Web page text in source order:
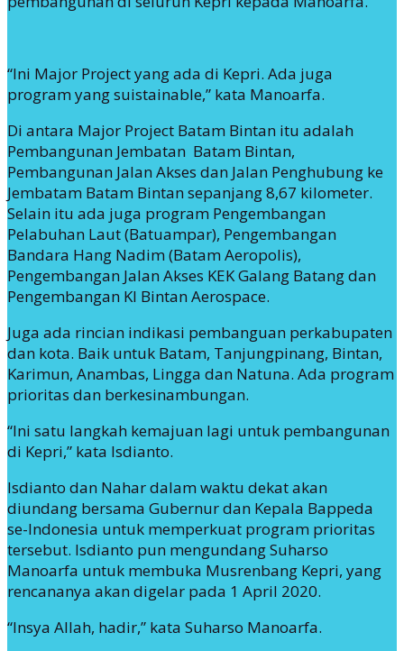
“Ini Major Project yang ada di Kepri. Ada juga
program yang suistainable,” kata Manoarfa.
Di antara Major Project Batam Bintan itu adalah
Pembangunan Jembatan Batam Bintan,
Pembangunan Jalan Akses dan Jalan Penghubung ke
Jembatam Batam Bintan sepanjang 8,67 kilometer.
Selain itu ada juga program Pengembangan
Pelabuhan Laut (Batuampar), Pengembangan
Bandara Hang Nadim (Batam Aeropolis),
Pengembangan Jalan Akses KEK Galang Batang dan
Pengembangan KI Bintan Aerospace.
Juga ada rincian indikasi pembanguan perkabupaten
dan kota. Baik untuk Batam, Tanjungpinang, Bintan,
Karimun, Anambas, Lingga dan Natuna. Ada program
prioritas dan berkesinambungan.
“Ini satu langkah kemajuan lagi untuk pembangunan
di Kepri,” kata Isdianto.
Isdianto dan Nahar dalam waktu dekat akan
diundang bersama Gubernur dan Kepala Bappeda
se-Indonesia untuk memperkuat program prioritas
tersebut. Isdianto pun mengundang Suharso
Manoarfa untuk membuka Musrenbang Kepri, yang
rencananya akan digelar pada 1 April 2020.
“Insya Allah, hadir,” kata Suharso Manoarfa.